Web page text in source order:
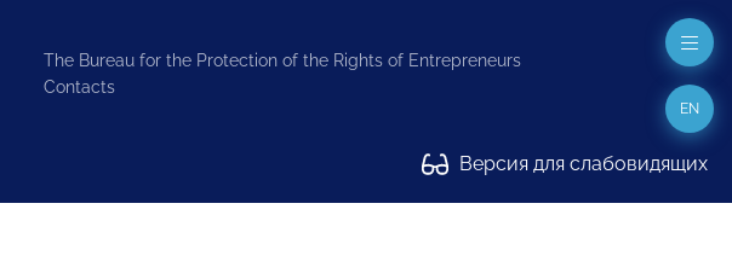
The Bureau for the Protection of the Rights of Entrepreneurs
Contacts
Версия для слабовидящих
EN